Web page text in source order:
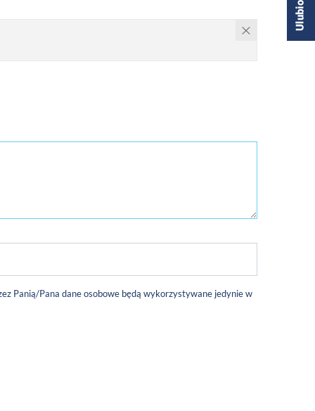
Panią/Pana dane osobowe będą wykorzystywane jedynie w